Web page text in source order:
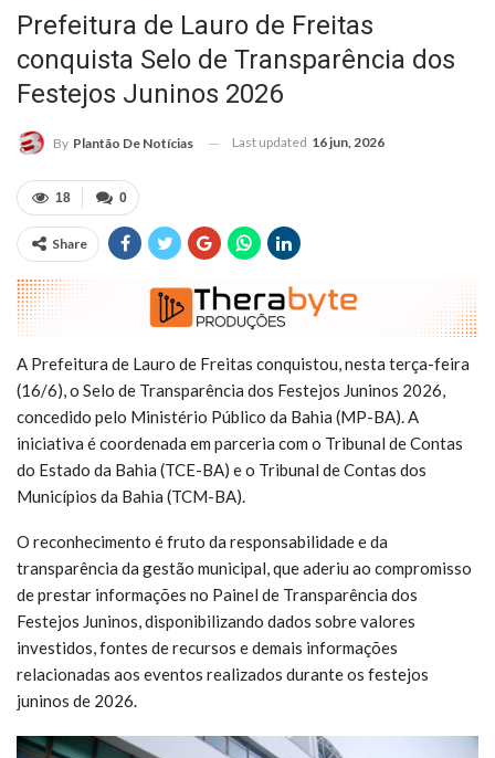
Prefeitura de Lauro de Freitas
conquista Selo de Transparência dos
Festejos Juninos 2026
By Plantão De Notícias Last updated 16 jun, 2026
0
18
Share
A Prefeitura de Lauro de Freitas conquistou, nesta terça-feira
(16/6), o Selo de Transparência dos Festejos Juninos 2026,
concedido pelo Ministério Público da Bahia (MP-BA). A
iniciativa é coordenada em parceria com o Tribunal de Contas
do Estado da Bahia (TCE-BA) e o Tribunal de Contas dos
Municípios da Bahia (TCM-BA).
O reconhecimento é fruto da responsabilidade e da
transparência da gestão municipal, que aderiu ao compromisso
de prestar informações no Painel de Transparência dos
Festejos Juninos, disponibilizando dados sobre valores
investidos, fontes de recursos e demais informações
relacionadas aos eventos realizados durante os festejos
juninos de 2026.